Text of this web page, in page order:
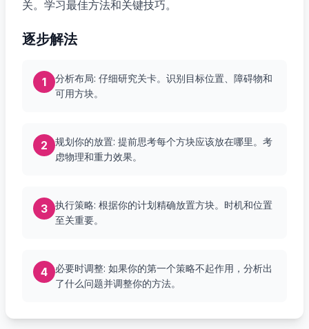
关。学习最佳方法和关键技巧。
逐步解法
1
分析布局: 仔细研究关卡。识别目标位置、障碍物和
可用方块。
2
规划你的放置: 提前思考每个方块应该放在哪里。考
虑物理和重力效果。
3
执行策略: 根据你的计划精确放置方块。时机和位置
至关重要。
4
必要时调整: 如果你的第一个策略不起作用，分析出
了什么问题并调整你的方法。